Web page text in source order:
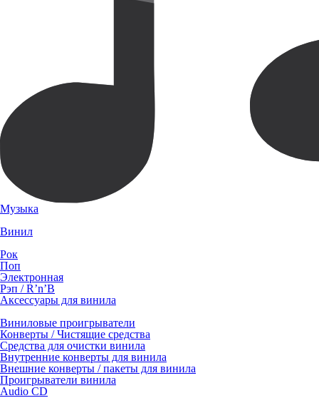
Музыка
Винил
Рок
Поп
Электронная
Рэп / R’n’B
Аксессуары для винила
Виниловые проигрыватели
Конверты / Чистящие средства
Средства для очистки винила
Внутренние конверты для винила
Внешние конверты / пакеты для винила
Проигрыватели винила
Audio CD